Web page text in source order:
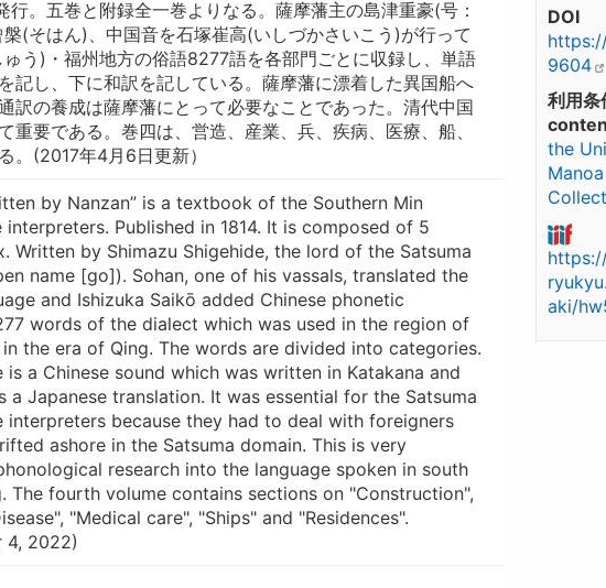
行。五巻と附録全一巻よりなる。薩摩藩主の島津重豪(号：
(そはん)、中国音を石塚崔高(いしづかさいこう)が行って
う)・福州地方の俗語8277語を各部門ごとに収録し、単語
記し、下に和訳を記している。薩摩藩に漂着した異国船へ
訳の養成は薩摩藩にとって必要なことであった。清代中国
重要である。巻四は、営造、産業、兵、疾病、医療、船、
。(2017年4月6日更新）
by Nanzan” is a textbook of the Southern Min
Published in 1814. It is composed of 5
Written by Shimazu Shigehide, the lord of the Satsuma
name [go]). Sohan, one of his vassals, translated the
and Ishizuka Saikō added Chinese phonetic
words of the dialect which was used in the region of
in the era of Qing. The words are divided into categories.
a Chinese sound which was written in Katakana and
a Japanese translation. It was essential for the Satsuma
interpreters because they had to deal with foreigners
ashore in the Satsuma domain. This is very
research into the language spoken in south
The fourth volume contains sections on "Construction",
"Medical care", "Ships" and "Residences".
4, 2022)
DOI
9604
利用
the
aki/